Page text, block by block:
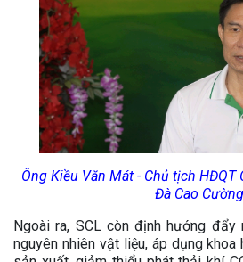
Ông Kiều Văn Mát - Chủ tịch HĐQT
Đà Cao Cường
Ngoài ra, SCL còn định hướng
nguyên nhiên vật liệu, áp dụng